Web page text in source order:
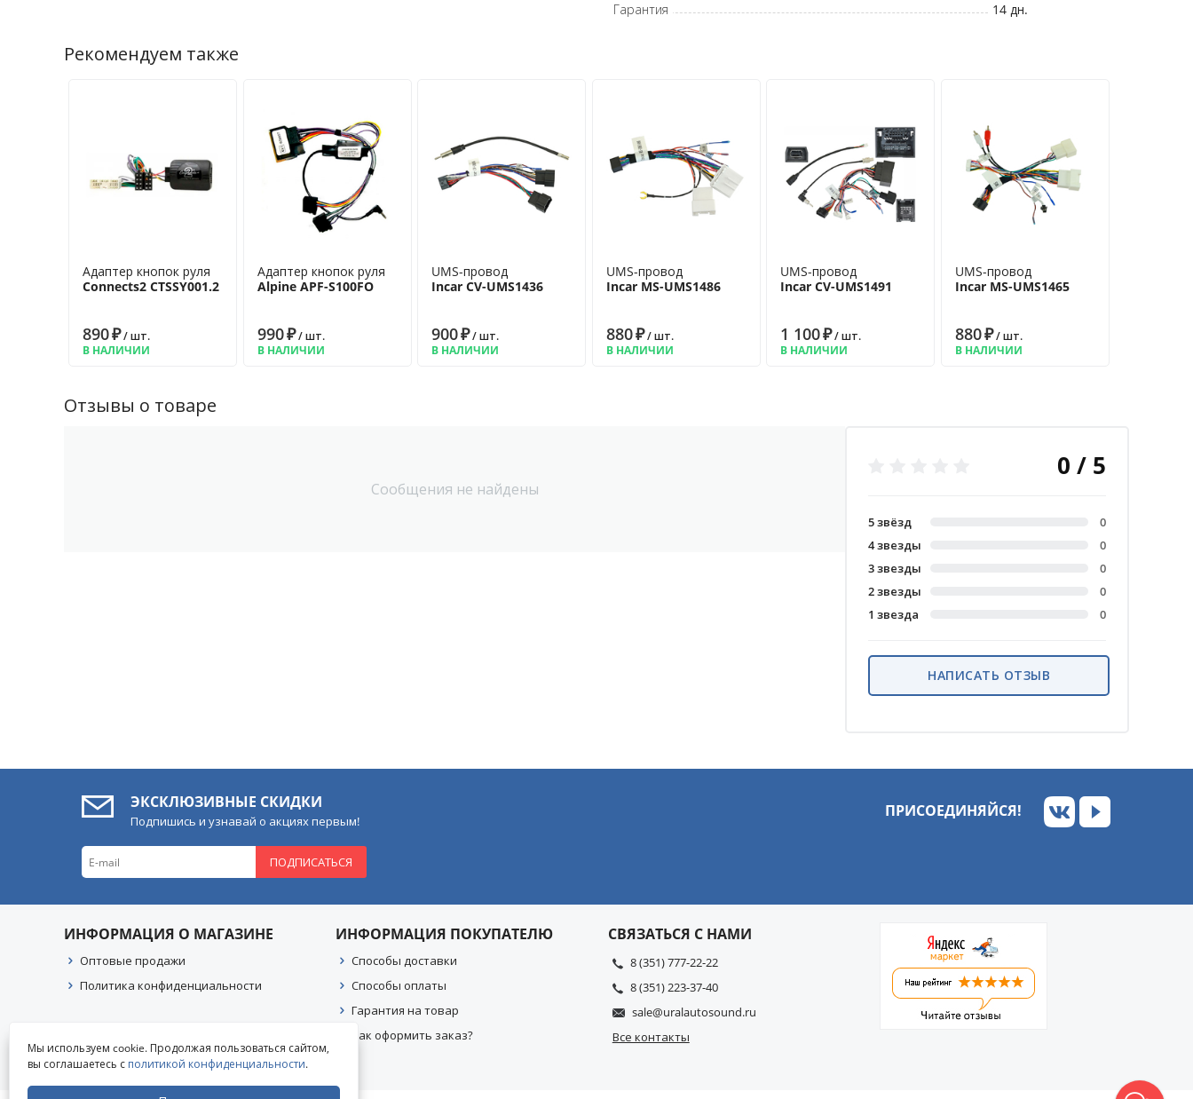
Гарантия
14 дн.
Рекомендуем также
Адаптер кнопок руля
Connects2 CTSSY001.2
890₽/ шт.
В НАЛИЧИИ
Адаптер кнопок руля
Alpine APF-S100FO
990₽/ шт.
В НАЛИЧИИ
UMS-провод
Incar CV-UMS1436
900₽/ шт.
В НАЛИЧИИ
UMS-провод
Incar MS-UMS1486
880₽/ шт.
В НАЛИЧИИ
UMS-провод
Incar CV-UMS1491
1 100₽/ шт.
В НАЛИЧИИ
UMS-провод
Incar MS-UMS1465
880₽/ шт.
В НАЛИЧИИ
Отзывы о товаре
Сообщения не найдены
0 / 5
5 звёзд
0
4 звезды
0
3 звезды
0
2 звезды
0
1 звезда
0
НАПИСАТЬ ОТЗЫВ
ЭКСКЛЮЗИВНЫЕ СКИДКИ
Подпишись и узнавай о акциях первым!
ПОДПИСАТЬСЯ
ПРИСОЕДИНЯЙСЯ!
ИНФОРМАЦИЯ О МАГАЗИНЕ
Оптовые продажи
Политика конфиденциальности
ИНФОРМАЦИЯ ПОКУПАТЕЛЮ
Способы доставки
Способы оплаты
Гарантия на товар
Как оформить заказ?
СВЯЗАТЬСЯ С НАМИ
8 (351) 777-22-22
8 (351) 223-37-40
sale@uralautosound.ru
Все контакты
Мы используем cookie. Продолжая пользоваться сайтом,
вы соглашаетесь с политикой конфиденциальности.